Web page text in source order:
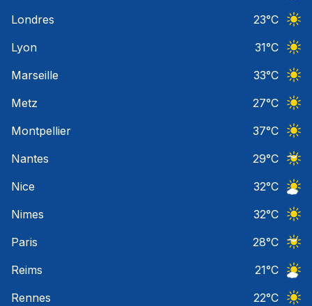
Londres
23°C
Lyon
31°C
Marseille
33°C
Metz
27°C
Montpellier
37°C
Nantes
29°C
Nice
32°C
Nimes
32°C
Paris
28°C
Reims
21°C
Rennes
22°C